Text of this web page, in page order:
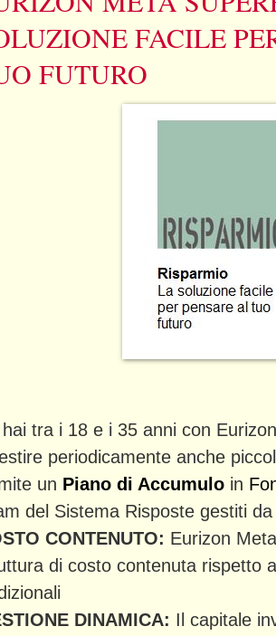
FACILE
FUTURO
tra i 18 e i 35 anni con
periodicamente anche
un Piano di Accumulo in
del Sistema Risposte gestiti
CONTENUTO: Eurizon
di costo contenuta rispetto
DINAMICA: Il capitale